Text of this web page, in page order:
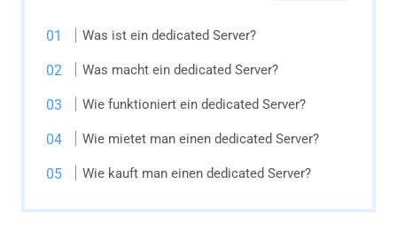
Was ist ein dedicated Server?
Was macht ein dedicated Server?
Wie funktioniert ein dedicated Server?
Wie mietet man einen dedicated Server?
Wie kauft man einen dedicated Server?